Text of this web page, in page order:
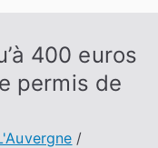
400 euros
permis de